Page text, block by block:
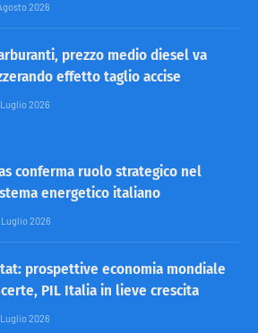
2026
prezzo medio diesel va
effetto taglio accise
Luglio 2026
conferma ruolo strategico nel
energetico italiano
Luglio 2026
prospettive economia mondiale
PIL Italia in lieve crescita
Luglio 2026